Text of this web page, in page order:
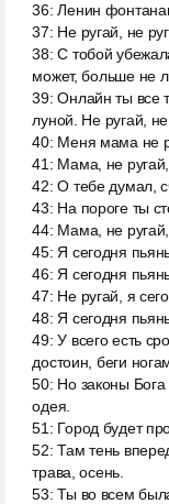
36:Ленин
37: Не ругай, не
38:С тобой
может, больше не
39:Онлайн ты все
луной. Не ругай, не
40: Меня мама не
41 : Мама, не
42:О тебе думал,
43: На пороге ты
44: Мама, не
45: Я сегодня
46: Я сегодня
47: Не ругай, я
48: Я сегодня
49:У всего есть
достоин, беги
50: Но законы Бога
одея.
51 : Город будет
52:Там тень
трава, осень.
53:Ты во всем